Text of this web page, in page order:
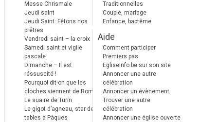
Messe Chrismale
Jeudi saint
Jeudi Saint: Fêtons nos
prêtres
Vendredi saint – la croix
Samedi saint et vigile
pascale
Dimanche – Il est
réssuscité !
Pourquoi dit-on que les
cloches viennent de Rome ?
Le suaire de Turin
Le gigot d’agneau, star des
tables à Pâques
Traditionnelles
Couple, mariage
Enfance, baptême
Aide
Comment participer
Premiers pas
EgliseInfo.be sur son site
Annoncer une autre
célébration
Annoncer un évènement
Trouver une autre
célébration
Annoncer une église ouverte